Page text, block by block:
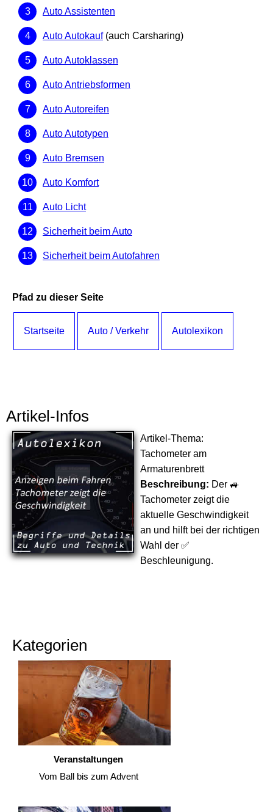
Auto Assistenten
Auto Autokauf(auch Carsharing)
Auto Autoklassen
Auto Antriebsformen
Auto Autoreifen
Auto Autotypen
Auto Bremsen
Auto Komfort
Auto Licht
Sicherheit beim Auto
Sicherheit beim Autofahren
Pfad zu dieser Seite
Startseite Auto / Verkehr Autolexikon
Artikel-Infos
Artikel-Thema:
Tachometer am
Armaturenbrett
Beschreibung: Der 🚙
Tachometer zeigt die
aktuelle Geschwindigkeit
an und hilft bei der richtigen
Wahl der ✅
Beschleunigung.
Kategorien
Veranstaltungen
Vom Ball bis zum Advent